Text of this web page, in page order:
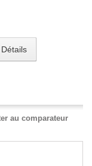
Détails
au comparateur